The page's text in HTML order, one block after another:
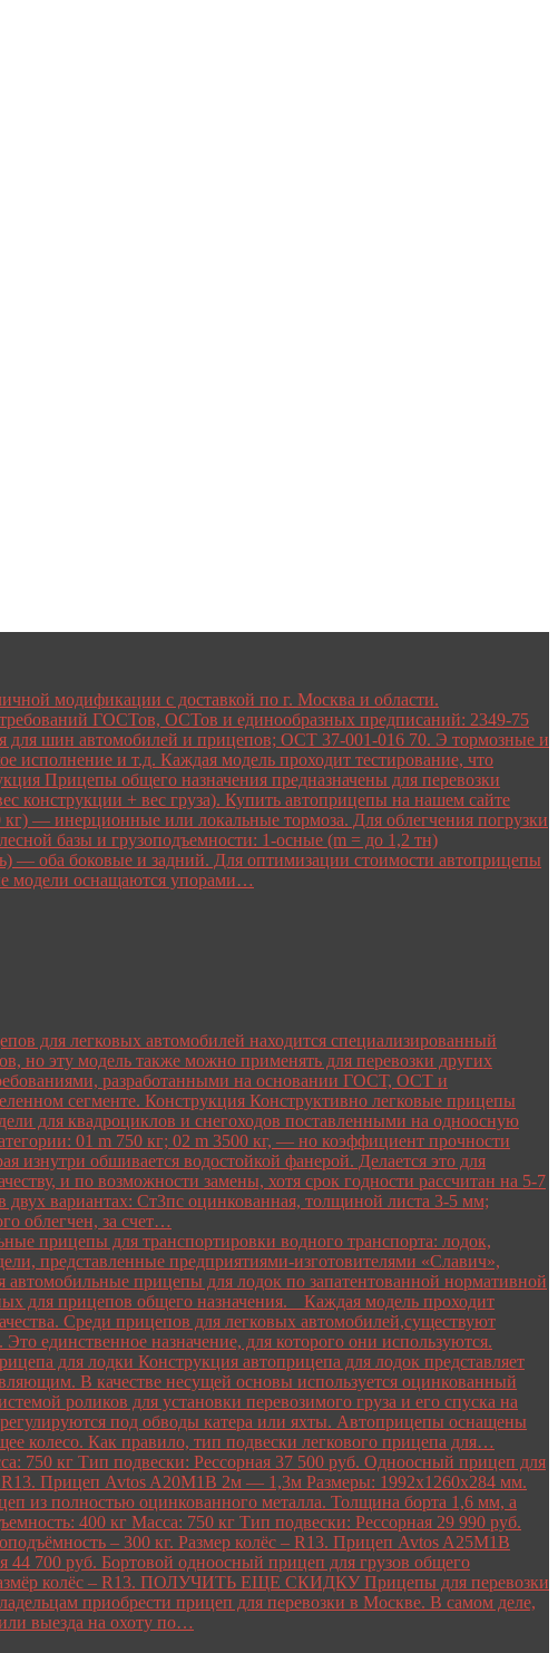
модификации с доставкой по г. Москва и области.
ГОСТов, ОСТов и единообразных предписаний: 2349-75
для шин автомобилей и прицепов; ОСТ 37-001-016 70. Э тормозные и
исполнение и т.д. Каждая модель проходит тестирование, что
Прицепы общего назначения предназначены для перевозки
конструкции + вес груза). Купить автоприцепы на нашем сайте
— инерционные или локальные тормоза. Для облегчения погрузки
базы и грузоподъемности: 1-осные (m = до 1,2 тн)
— оба боковые и задний. Для оптимизации стоимости автоприцепы
модели оснащаются упорами…
для легковых автомобилей находится специализированный
но эту модель также можно применять для перевозки других
разработанными на основании ГОСТ, ОСТ и
сегменте. Конструкция Конструктивно легковые прицепы
для квадроциклов и снегоходов поставленными на одноосную
01 m 750 кг; 02 m 3500 кг, — но коэффициент прочности
обшивается водостойкой фанерой. Делается это для
и по возможности замены, хотя срок годности рассчитан на 5-7
двух вариантах: Ст3пс оцинкованная, толщиной листа 3-5 мм;
облегчен, за счет…
прицепы для транспортировки водного транспорта: лодок,
представленные предприятиями-изготовителями «Славич»,
прицепы для лодок по запатентованной нормативной
для прицепов общего назначения. Каждая модель проходит
Среди прицепов для легковых автомобилей,существуют
единственное назначение, для которого они используются.
для лодки Конструкция автоприцепа для лодок представляет
В качестве несущей основы используется оцинкованный
роликов для установки перевозимого груза и его спуска на
регулируются под обводы катера или яхты. Автоприцепы оснащены
колесо. Как правило, тип подвески легкового прицепа для…
кг Тип подвески: Рессорная 37 500 руб. Одноосный прицеп для
R13. Прицеп Avtos A20M1B 2м — 1,3м Размеры: 1992х1260х284 мм.
из полностью оцинкованного металла. Толщина борта 1,6 мм, а
400 кг Масса: 750 кг Тип подвески: Рессорная 29 990 руб.
– 300 кг. Размер колёс – R13. Прицеп Avtos A25M1B
700 руб. Бортовой одноосный прицеп для грузов общего
Размёр колёс – R13. ПОЛУЧИТЬ ЕЩЕ СКИДКУ Прицепы для перевозки
приобрести прицеп для перевозки в Москве. В самом деле,
выезда на охоту по…